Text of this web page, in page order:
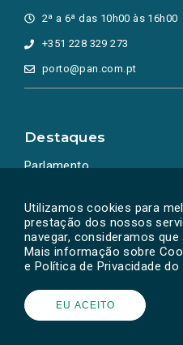
Utilizamos cookies para
prestação dos nossos
navegar, consideramos
Mais informação sobre
e Política de Privacidade do
EU ACEITO
2ª a 6ª das 10h00 às 16h00
+351 228 329 273
porto@pan.com.pt
Destaques
Parlamento
Powered by © PAN 2026